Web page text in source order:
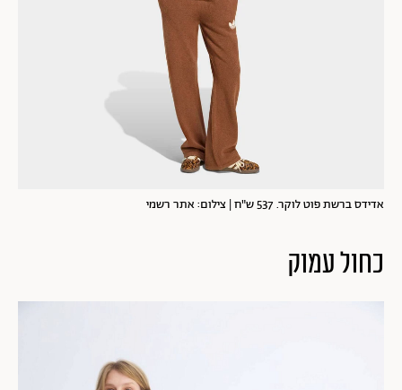
אדידס ברשת פוט לוקר. 537 ש"ח | צילום: אתר רשמי
כחול עמוק